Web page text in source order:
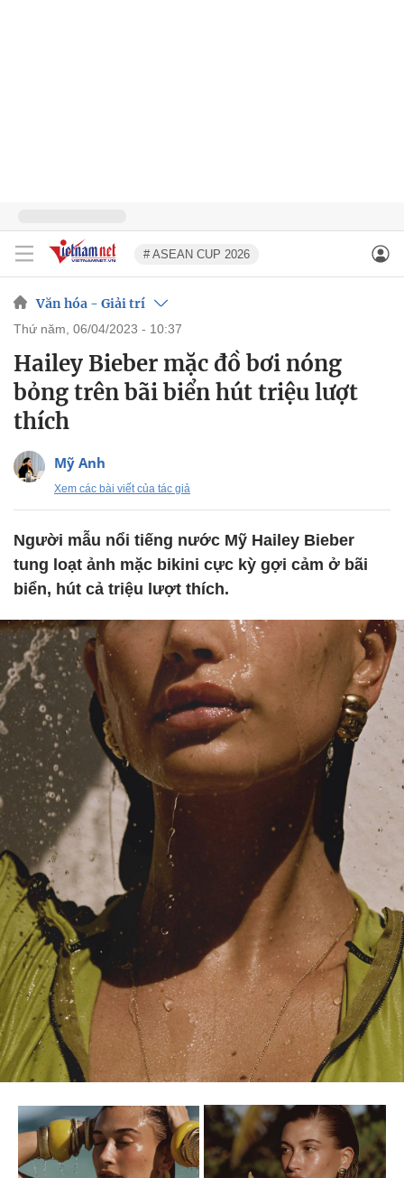
# ASEAN CUP 2026
Văn hóa - Giải trí
thứ năm, 06/04/2023 - 10:37
Hailey Bieber mặc đồ bơi nóng
bỏng trên bãi biển hút triệu lượt
thích
Mỹ Anh
Xem các bài viết của tác giả
Người mẫu nổi tiếng nước Mỹ Hailey Bieber
tung loạt ảnh mặc bikini cực kỳ gợi cảm ở bãi
biển, hút cả triệu lượt thích.